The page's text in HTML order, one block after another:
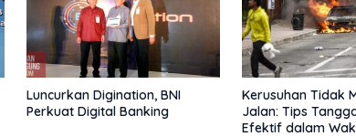
Luncurkan Digination, BNI
Perkuat Digital Banking
Kerusuhan Tidak
Jalan: Tips
Efektif dalam